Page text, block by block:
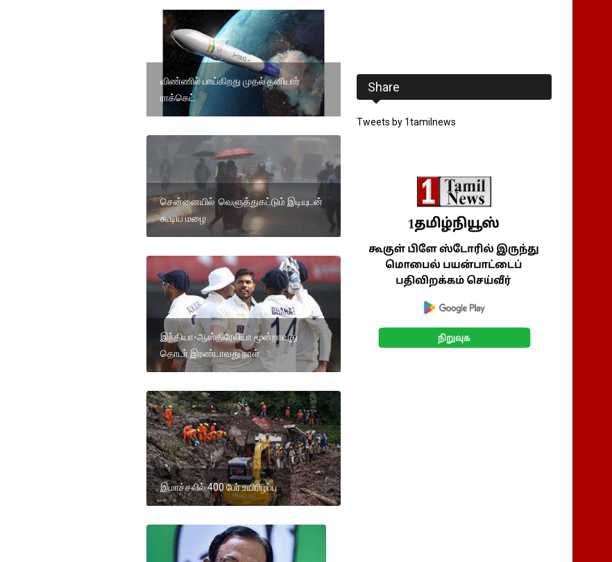
விண்ணில் பாய்கிறது முதல் தனியார்
ராக்கெட்
சென்னையில் வெளுத்துகட்டும் இடியுடன்
கூடிய மழை
இந்தியா-ஆஸ்திரேலியா மூன்றாவது
தொடா் இரண்டாவது நாள்
இமாச்சலில் 400 பேர் உயிரிழப்பு
Share
Tweets by 1tamilnews